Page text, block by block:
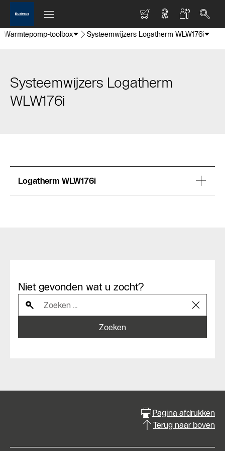
Warmtepomp-toolbox Systeemwijzers Logatherm WLW176i
Systeemwijzers Logatherm
WLW176i
Logatherm WLW176i
Niet gevonden wat u zocht?
Zoeken
Pagina afdrukken
Terug naar boven